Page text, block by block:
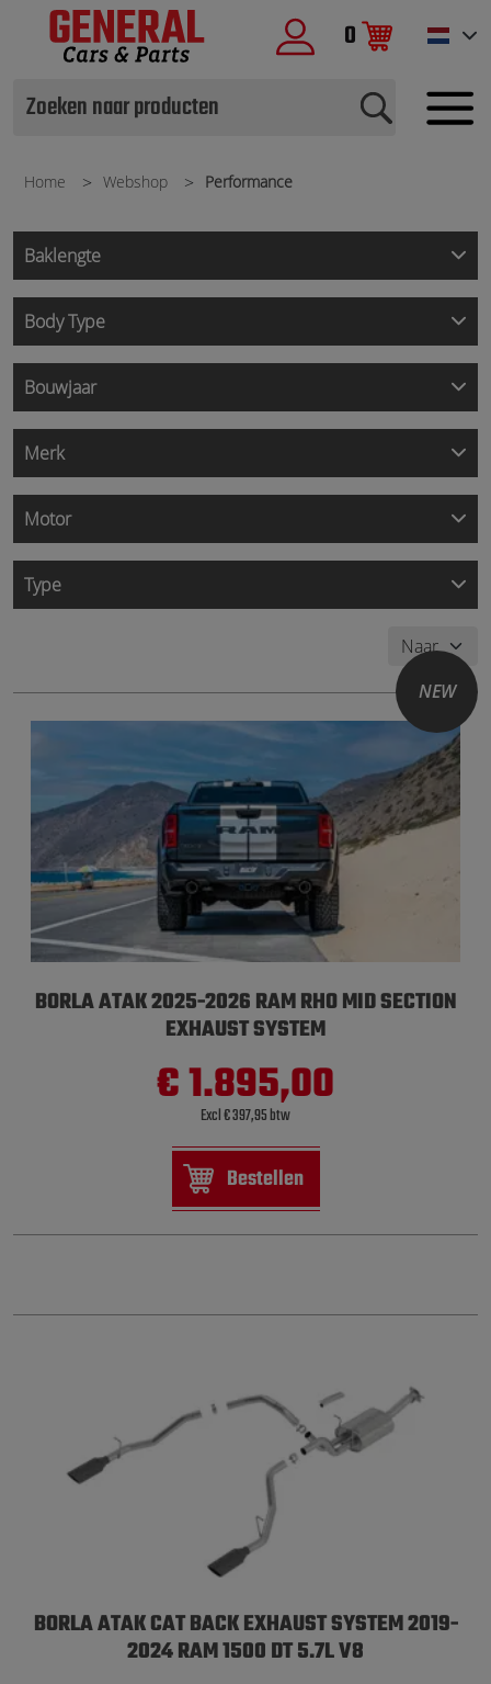
0
Home Webshop Performance
Baklengte
Body Type
Bouwjaar
Merk
Motor
Type
NEW
BORLA ATAK 2025-2026 RAM RHO MID SECTION
EXHAUST SYSTEM
€ 1.895,00
Excl € 397,95 btw
Bestellen
BORLA ATAK CAT BACK EXHAUST SYSTEM 2019-
2024 RAM 1500 DT 5.7L V8